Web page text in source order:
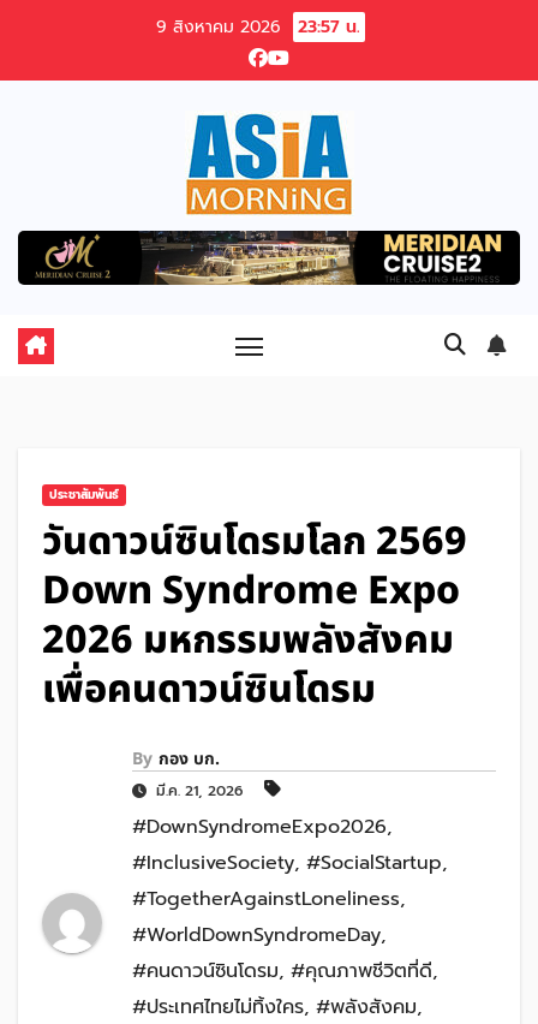
content
9 สิงหาคม 2026 23:57 น.
ประชาสัมพันธ์
วันดาวน์ซินโดรมโลก 2569
Down Syndrome Expo
2026 มหกรรมพลังสังคม
เพื่อคนดาวน์ซินโดรม
By กอง บก.
มี.ค. 21, 2026
#DownSyndromeExpo2026,
#InclusiveSociety, #SocialStartup,
#TogetherAgainstLoneliness,
#WorldDownSyndromeDay,
#คนดาวน์ซินโดรม, #คุณภาพชีวิตที่ดี,
#ประเทศไทยไม่ทิ้งใคร, #พลังสังคม,